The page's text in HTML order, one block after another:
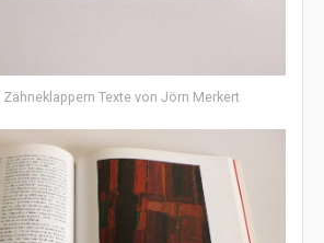
Texte von Jörn Merkert